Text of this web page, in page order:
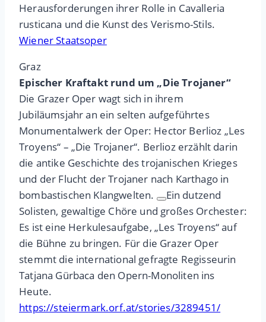
Herausforderungen ihrer Rolle in Cavalleria
rusticana und die Kunst des Verismo-Stils.
Wiener Staatsoper
Graz
Epischer Kraftakt rund um „Die Trojaner“
Die Grazer Oper wagt sich in ihrem
Jubiläumsjahr an ein selten aufgeführtes
Monumentalwerk der Oper: Hector Berlioz „Les
Troyens“ – „Die Trojaner“. Berlioz erzählt darin
die antike Geschichte des trojanischen Krieges
und der Flucht der Trojaner nach Karthago in
bombastischen Klangwelten.
Ein dutzend
Solisten, gewaltige Chöre und großes Orchester:
Es ist eine Herkulesaufgabe, „Les Troyens“ auf
die Bühne zu bringen. Für die Grazer Oper
stemmt die international gefragte Regisseurin
Tatjana Gürbaca den Opern-Monoliten ins
Heute.
https://steiermark.orf.at/stories/3289451/